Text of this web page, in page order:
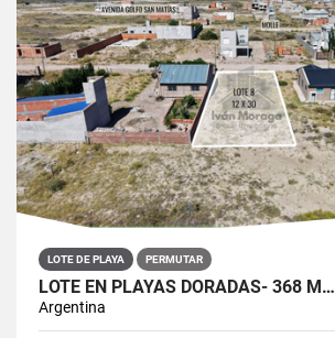
LOTE DE PLAYA PERMUTAR
LOTE EN PLAYAS DORADAS- 368 M…
Argentina